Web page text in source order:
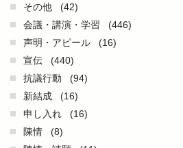
その他
(42)
会議・講演・学習
(446)
声明・アピール
(16)
宣伝
(440)
抗議行動
(94)
新結成
(16)
申し入れ
(16)
陳情
(8)